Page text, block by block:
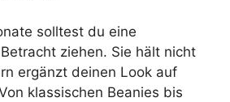
solltest du eine
ziehen. Sie hält nicht
ergänzt deinen Look auf
klassischen Beanies bis